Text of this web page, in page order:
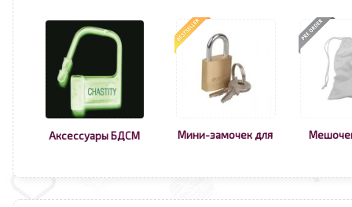
Аксессуары БДСМ Мини-замочек для